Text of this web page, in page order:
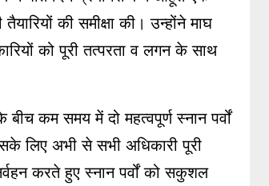
की समीक्षा की। उन्होंने माघ
को पूरी तत्परता व लगन के साथ
कम समय में दो महत्वपूर्ण स्नान पर्वों
लिए अभी से सभी अधिकारी पूरी
करते हुए स्नान पर्वों को सकुशल